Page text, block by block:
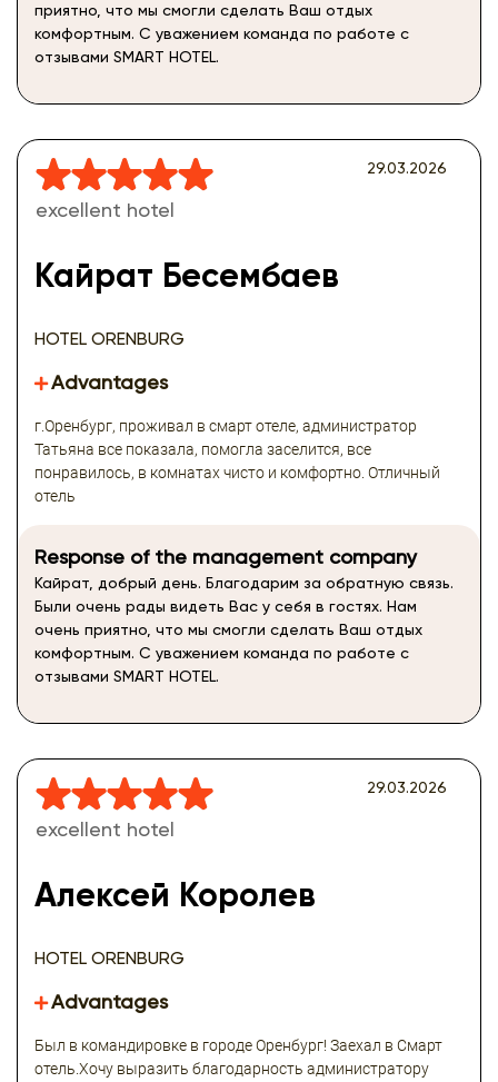
приятно, что мы смогли сделать Ваш отдых
комфортным. С уважением команда по работе с
отзывами SMART HOTEL.
excellent hotel
Кайрат Бесембаев
HOTEL ORENBURG
29.03.2026
Advantages
г.Оренбург, проживал в смарт отеле, администратор
Татьяна все показала, помогла заселится, все
понравилось, в комнатах чисто и комфортно. Отличный
отель
Response of the management company
Кайрат, добрый день. Благодарим за обратную связь.
Были очень рады видеть Вас у себя в гостях. Нам
очень приятно, что мы смогли сделать Ваш отдых
комфортным. С уважением команда по работе с
отзывами SMART HOTEL.
excellent hotel
Алексей Королев
HOTEL ORENBURG
29.03.2026
Advantages
Был в командировке в городе Оренбург! Заехал в Смарт
отель.Хочу выразить благодарность администратору